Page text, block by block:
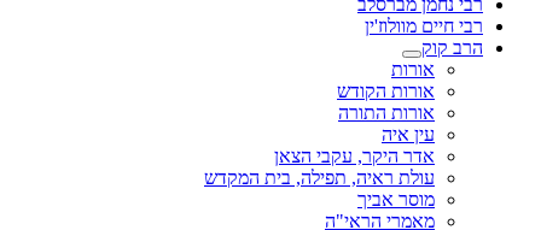
רבי נחמן מברסלב
רבי חיים מוולוז'ין
הרב קוק
אורות
אורות הקודש
אורות התורה
עין איה
אדר היקר, עקבי הצאן
עולת ראיה, תפילה, בית המקדש
מוסר אביך
מאמרי הראי"ה